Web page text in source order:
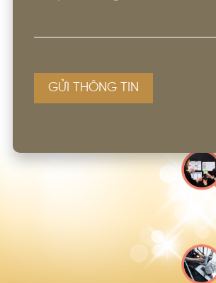
GỬI THÔNG TIN